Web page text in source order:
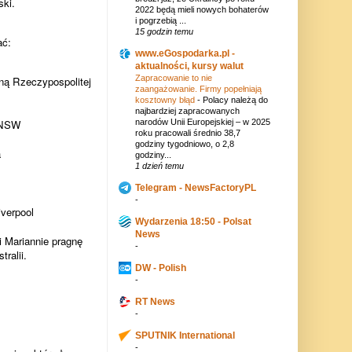
Rzeczypospolitej
pragnę
2022 będą mieli nowych bohaterów
i pogrzebią ...
15 godzin temu
www.eGospodarka.pl -
aktualności, kursy walut
Zapracowanie to nie
zaangażowanie. Firmy popełniają
kosztowny błąd - Polacy należą do
najbardziej zapracowanych
narodów Unii Europejskiej – w 2025
roku pracowali średnio 38,7
godziny tygodniowo, o 2,8
godziny...
1 dzień temu
Telegram - NewsFactoryPL
-
Wydarzenia 18:50 - Polsat
News
-
DW - Polish
-
RT News
-
SPUTNIK International
-